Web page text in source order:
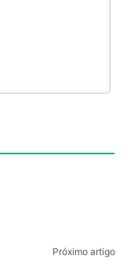
Próximo artigo